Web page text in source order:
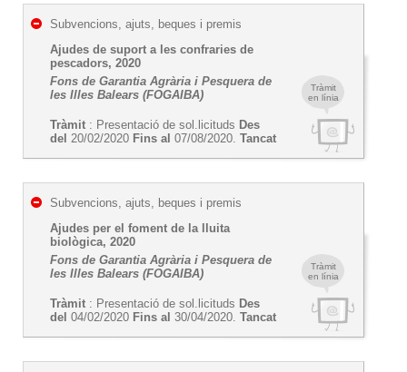
Tràmit
en línia
Subvencions, ajuts, beques i premis
Ajudes de suport a les confraries de
pescadors, 2020
Fons de Garantia Agrària i Pesquera de
les Illes Balears (FOGAIBA)
Tràmit : Presentació de sol.licituds Des
del 20/02/2020 Fins al 07/08/2020. Tancat
Tràmit
en línia
Subvencions, ajuts, beques i premis
Ajudes per el foment de la lluita
biològica, 2020
Fons de Garantia Agrària i Pesquera de
les Illes Balears (FOGAIBA)
Tràmit : Presentació de sol.licituds Des
del 04/02/2020 Fins al 30/04/2020. Tancat